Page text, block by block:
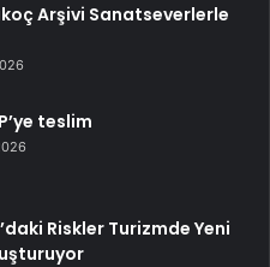
Arşivi Sanatseverlerle
teslim
Riskler Turizmde Yeni